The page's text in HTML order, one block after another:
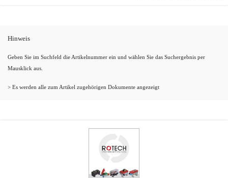
Hinweis
Geben Sie im Suchfeld die Artikelnummer ein und wählen Sie das Suchergebnis per
Mausklick aus.
> Es werden alle zum Artikel zugehörigen Dokumente angezeigt